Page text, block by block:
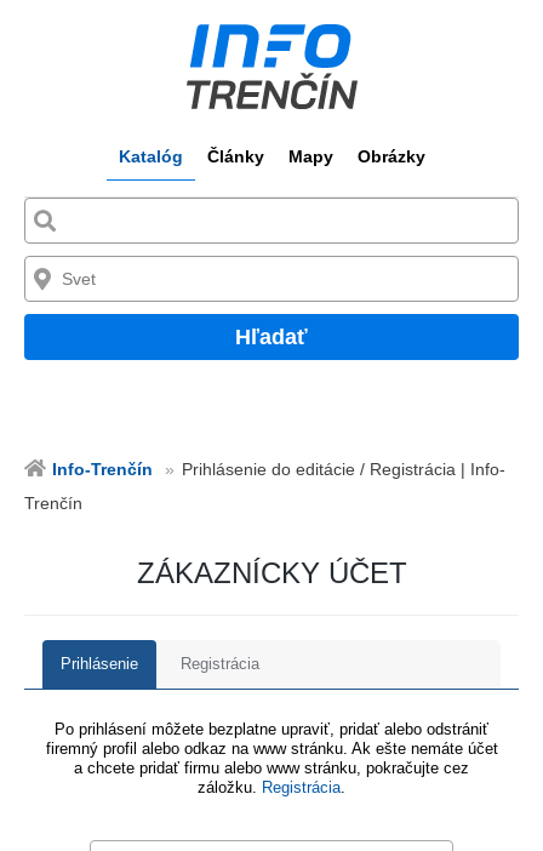
Katalóg Články Mapy Obrázky
Hľadať
Info-Trenčín
Prihlásenie do editácie / Registrácia | Info-
Trenčín
ZÁKAZNÍCKY ÚČET
Prihlásenie Registrácia
Po prihlásení môžete bezplatne upraviť, pridať alebo odstrániť
firemný profil alebo odkaz na www stránku. Ak ešte nemáte účet
a chcete pridať firmu alebo www stránku, pokračujte cez
záložku. Registrácia.